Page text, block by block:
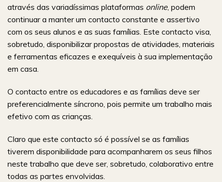
através das variadíssimas plataformas online, podem
continuar a manter um contacto constante e assertivo
com os seus alunos e as suas famílias. Este contacto visa,
sobretudo, disponibilizar propostas de atividades, materiais
e ferramentas eficazes e exequíveis à sua implementação
em casa.
O contacto entre os educadores e as famílias deve ser
preferencialmente síncrono, pois permite um trabalho mais
efetivo com as crianças.
Claro que este contacto só é possível se as famílias
tiverem disponibilidade para acompanharem os seus filhos
neste trabalho que deve ser, sobretudo, colaborativo entre
todas as partes envolvidas.